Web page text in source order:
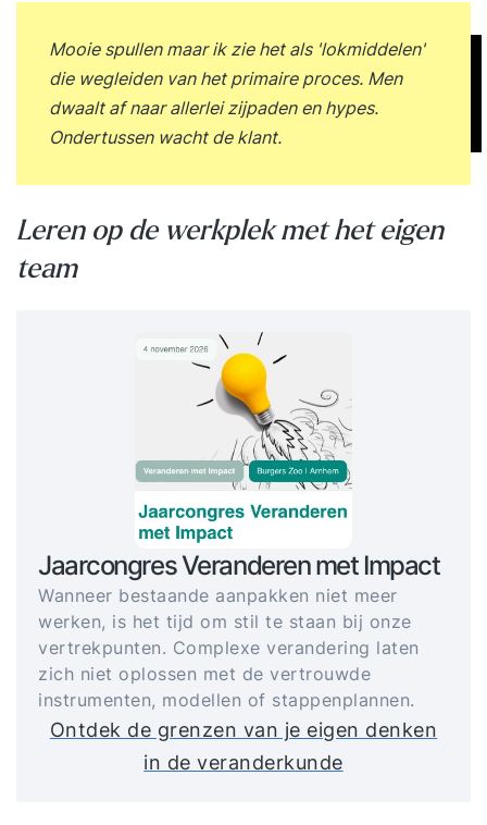
Mooie spullen maar ik zie het als 'lokmiddelen'
die wegleiden van het primaire proces. Men
dwaalt af naar allerlei zijpaden en hypes.
Ondertussen wacht de klant.
Lerenop de werkplek met het eigen
team
Jaarcongres Veranderen met Impact
Wanneer bestaande aanpakken niet meer
werken, is het tijd om stil te staan bij onze
vertrekpunten. Complexe verandering laten
zich niet oplossen met de vertrouwde
instrumenten, modellen of stappenplannen.
Ontdek de grenzen van je eigen denken
in de veranderkunde